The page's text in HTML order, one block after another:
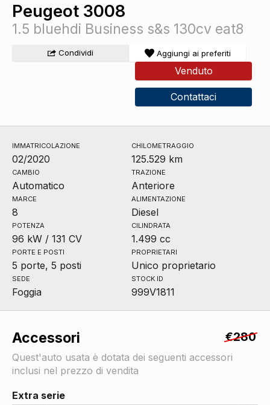
Peugeot 3008
1.5 bluehdi Business s&s 130cv eat8
Condividi Aggiungi ai preferiti
Venduto
Contattaci
IMMATRICOLAZIONE
02/2020
CHILOMETRAGGIO
125.529 km
CAMBIO
Automatico
TRAZIONE
Anteriore
MARCE
8
ALIMENTAZIONE
Diesel
POTENZA
96 kW / 131 CV
CILINDRATA
1.499 cc
PORTE E POSTI
5 porte, 5 posti
PROPRIETARI
Unico proprietario
SEDE
Foggia
STOCK ID
999V1811
Accessori €280
Quest'auto usata è dotata dei seguenti accessori
inclusi nel prezzo di vendita
Extra serie